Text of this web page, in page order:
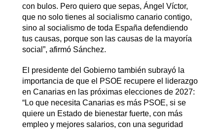
con bulos. Pero quiero que sepas, Ángel Víctor,
que no solo tienes al socialismo canario contigo,
sino al socialismo de toda España defendiendo
tus causas, porque son las causas de la mayoría
social”, afirmó Sánchez.
El presidente del Gobierno también subrayó la
importancia de que el PSOE recupere el liderazgo
en Canarias en las próximas elecciones de 2027:
“Lo que necesita Canarias es más PSOE, si se
quiere un Estado de bienestar fuerte, con más
empleo y mejores salarios, con una seguridad